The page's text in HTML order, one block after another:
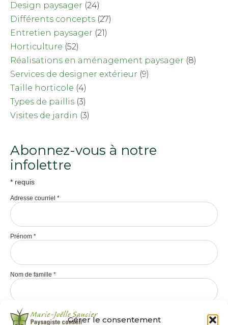
Gérer le consentement
Design paysager (24)
Différents concepts (27)
Entretien paysager (21)
Horticulture (52)
Réalisations en aménagement paysager (8)
Services de designer extérieur (9)
Taille horticole (4)
Types de paillis (3)
Visites de jardin (3)
Abonnez-vous à notre
infolettre
* requis
Adresse courriel *
Prénom *
Nom de famille *